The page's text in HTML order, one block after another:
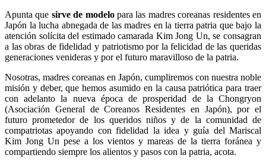
Apunta que sirve de modelopara las madres coreanas residentes en
Japón la lucha abnegada de las madres en la tierra patria que bajo la
atención solícita del estimado camarada Kim Jong Un, se consagran
a las obras de fidelidad y patriotismo por la felicidad de las queridas
generaciones venideras y por el futuro maravilloso de la patria.
Nosotras, madres coreanas en Japón, cumpliremos con nuestra noble
misión y deber, que hemos asumido en la causa patriótica para traer
con adelanto la nueva época de prosperidad de la Chongryon
(Asociación General de Coreanos Residentes en Japón), por el
futuro prometedor de los queridos niños y de la comunidad de
compatriotas apoyando con fidelidad la idea y guía del Mariscal
Kim Jong Un pese a los vientos y mareas de la tierra foránea y
compartiendo siempre los alientos y pasos con la patria, acota.